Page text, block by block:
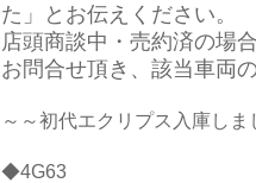
た」とお伝えください。
店頭商談中・売約済の場
お問合せ頂き、該当車両
～～初代エクリプス入庫しま
◆4G63